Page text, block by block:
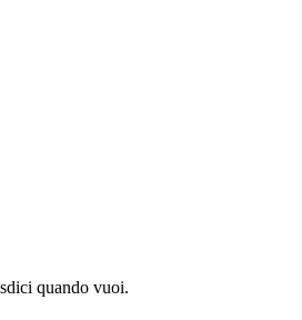
quando vuoi.